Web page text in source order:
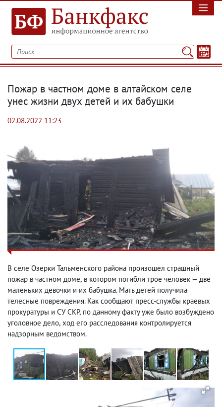
Пожар в частном доме в алтайском селе
унес жизни двух детей и их бабушки
02.08.2022 11:23
В селе Озерки Тальменского района произошел страшный
пожар в частном доме, в котором погибли трое человек — две
маленьких девочки и их бабушка. Мать детей получила
телесные повреждения. Как сообщают пресс-службы краевых
прокуратуры и СУ СКР, по данному факту уже было возбуждено
уголовное дело, ход его расследования контролируется
надзорным ведомством.